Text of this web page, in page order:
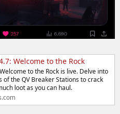
Welcome to the Rock
to the Rock is live. Delve into
of the QV Breaker Stations to crack
loot as you can haul.